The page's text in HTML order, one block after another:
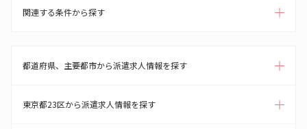
関連する条件から探す
都道府県、主要都市から派遣求人情報を探す
東京都23区から派遣求人情報を探す